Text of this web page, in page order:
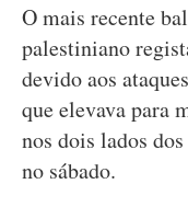
O mais recente
palestiniano
devido aos
que elevava para
nos dois lados
no sábado.